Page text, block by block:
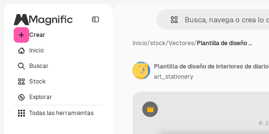
Crear
Inicio
Buscar
Stock
Explorar
Todas las herramientas
Inicio/stock/Vectores/Plantilla de diseño …
Premium
art_stationery